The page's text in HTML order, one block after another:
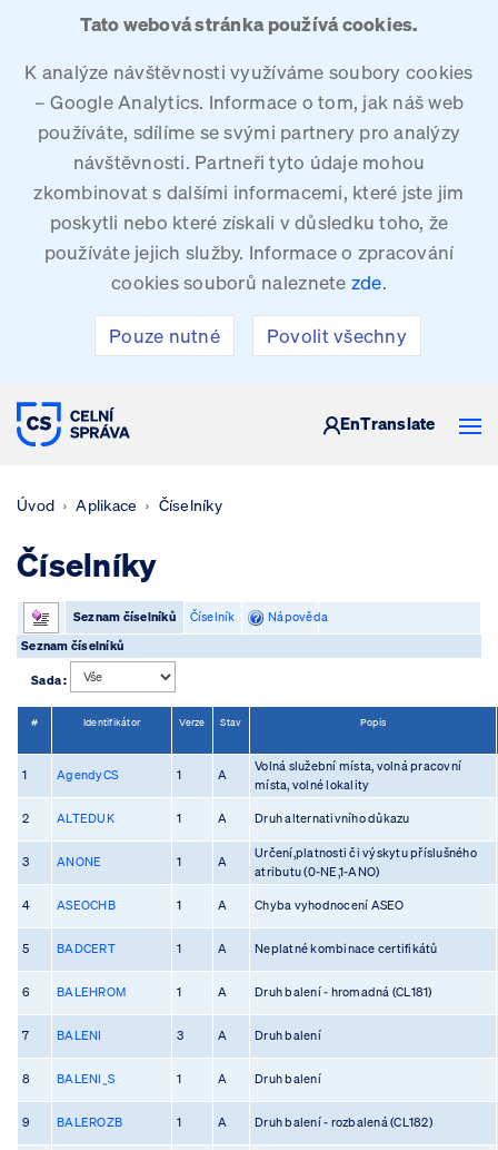
Tato webová stránka používá cookies.
K analýze návštěvnosti využíváme soubory cookies
– Google Analytics. Informace o tom, jak náš web
používáte, sdílíme se svými partnery pro analýzy
návštěvnosti. Partneři tyto údaje mohou
zkombinovat s dalšími informacemi, které jste jim
poskytli nebo které získali v důsledku toho, že
používáte jejich služby. Informace o zpracování
cookies souborů naleznete zde.
Pouze nutné Povolit všechny
CELNÍ SPRÁVA ČESKÉ REPUBLIKY
EnTranslate
Úvod Aplikace Číselníky
Číselníky
Seznam číselníků Číselník
Nápověda
Seznam číselníků
Sada :
# Identifikátor Verze Stav Popis
1 AgendyCS 1 A
Volná služební místa, volná pracovní
místa, volné lokality
2 ALTEDUK 1 A Druh alternativního důkazu
3 ANONE 1 A
Určení,platnosti či výskytu příslušného
atributu (0-NE,1-ANO)
4 ASEOCHB 1 A Chyba vyhodnocení ASEO
5 BADCERT 1 A Neplatné kombinace certifikátů
6 BALEHROM 1 A Druh balení - hromadná (CL181)
7 BALENI 3 A Druh balení
8 BALENI_S 1 A Druh balení
9 BALEROZB 1 A Druh balení - rozbalená (CL182)